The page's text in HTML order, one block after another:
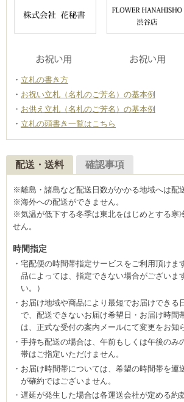
立札の書き方
お祝い立札（名札のご芳名）の基本例
お供え立札（名札のご芳名）の基本例
立札の頭書き一覧はこちら
配送・送料 確認事項
※離島・諸島など配送日数がかかる地域へは配
※海外への配送ができません。
※気温が低下する冬季は東北をはじめとする寒
せん。
時間指定
宅配便の時間帯指定サービスをご利用頂けま
品によっては、指定できない場合がございま
い。）
お届け地域や商品により最短でお届けできる
で、配送できないお届け希望日・お届け時間
は、正式な受付の案内メールにて変更をお知
手持ち配送の場合は、午前もしくは午後のみ
帯はご指定いただけません。
お届け時間帯については、希望の時間帯を運
が確約ではございません。
遅延が発生した場合は各運送会社が定める約